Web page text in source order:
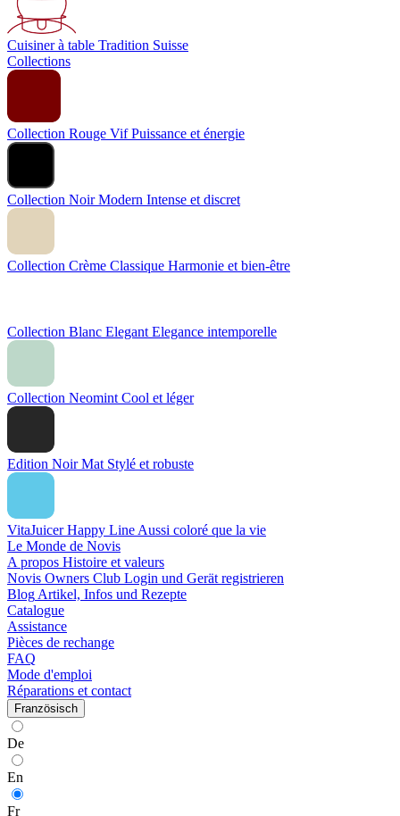
Cuisiner à table Tradition Suisse
Collections
Collection Rouge Vif Puissance et énergie
Collection Noir Modern Intense et discret
Collection Crème Classique Harmonie et bien-être
Collection Blanc Elegant Elegance intemporelle
Collection Neomint Cool et léger
Edition Noir Mat Stylé et robuste
VitaJuicer Happy Line Aussi coloré que la vie
Le Monde de Novis
A propos Histoire et valeurs
Novis Owners Club Login und Gerät registrieren
Blog Artikel, Infos und Rezepte
Catalogue
Assistance
Pièces de rechange
FAQ
Mode d'emploi
Réparations et contact
Französisch
De
En
Fr